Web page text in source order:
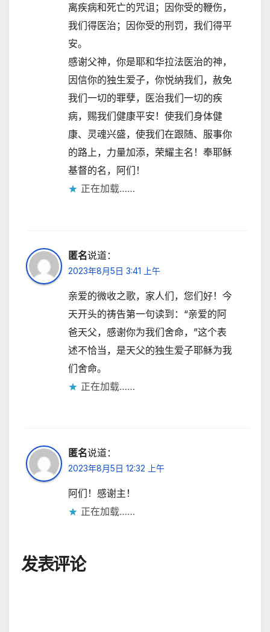
离疾病和死亡的咒诅；因你受的鞭伤，
我们得医治；因你受的刑罚，我们得平
安。
感谢父神，你是耶和华拉法医治的神，
因信你的独生爱子，你悦纳我们，赦免
我们一切的罪孽，医治我们一切的疾
病，赐我们健康平安！使我们身体健
康、灵魂兴盛，使我们在跟随、服事你
的路上，力量加添，荣耀主名！奉耶稣
基督的名，阿们！
正在加载……
匿名说道：
2023年8月5日 3:41 上午
亲爱的微收之歌，家人们，您们好！今
天开头的祷告第一句读到：“亲爱的阿
爸天父，感谢你为我们舍命，”这个表
述不恰当，是天父的独生爱子耶稣为我
们舍命。
正在加载……
匿名说道：
2023年8月5日 12:32 上午
阿们！感谢主！
正在加载……
发表评论